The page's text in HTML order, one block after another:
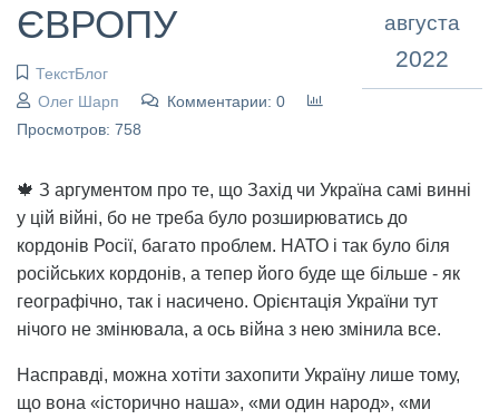
ЄВРОПУ
ТекстБлог
Олег Шарп
Комментарии: 0
Просмотров: 758
августа
2022
🍁 З аргументом про те, що Захід чи Україна самі винні
у цій війні, бо не треба було розширюватись до
кордонів Росії, багато проблем. НАТО і так було біля
російських кордонів, а тепер його буде ще більше - як
географічно, так і насичено. Орієнтація України тут
нічого не змінювала, а ось війна з нею змінила все.
Насправді, можна хотіти захопити Україну лише тому,
що вона «історично наша», «ми один народ», «ми